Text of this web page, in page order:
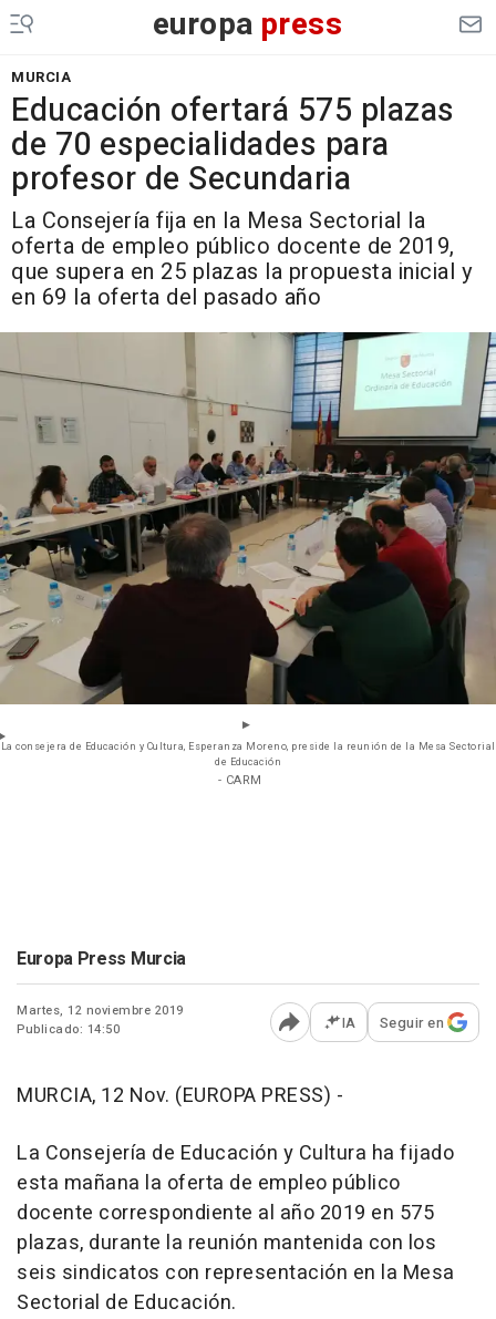
europa press
MURCIA
Educación ofertará 575 plazas
de 70 especialidades para
profesor de Secundaria
La Consejería fija en la Mesa Sectorial la
oferta de empleo público docente de 2019,
que supera en 25 plazas la propuesta inicial y
en 69 la oferta del pasado año
La consejera de Educación y Cultura, Esperanza Moreno, preside la reunión de la Mesa Sectorial
de Educación
- CARM
Europa Press Murcia
Martes, 12 noviembre 2019
Publicado: 14:50
Abrir opciones para
IA Seguir en
MURCIA, 12 Nov. (EUROPA PRESS) -
La Consejería de Educación y Cultura ha fijado
esta mañana la oferta de empleo público
docente correspondiente al año 2019 en 575
plazas, durante la reunión mantenida con los
seis sindicatos con representación en la Mesa
Sectorial de Educación.